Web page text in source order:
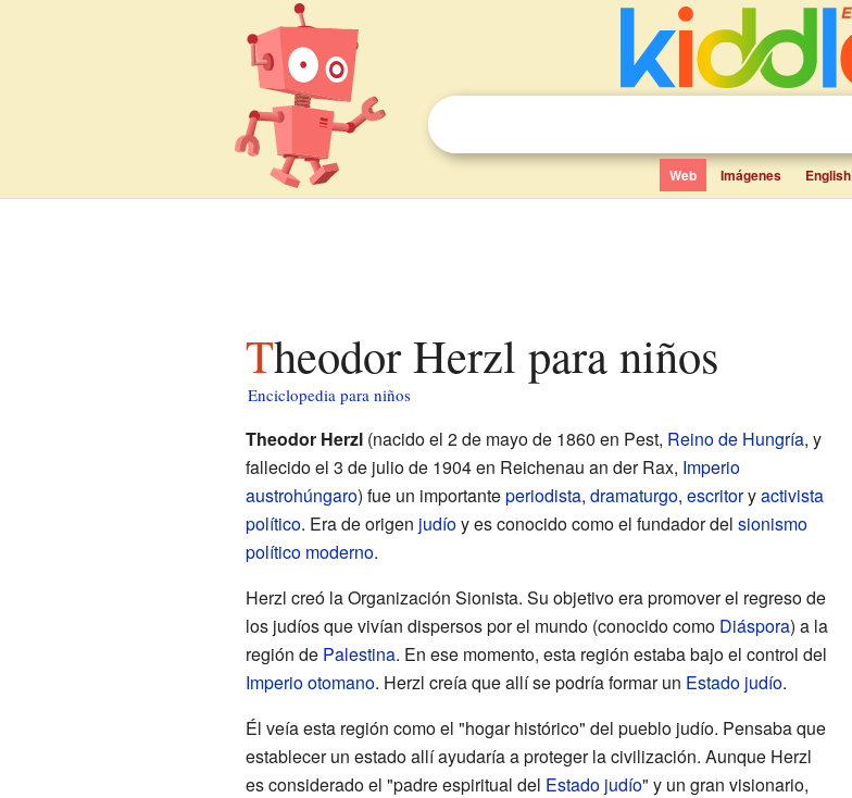
Web Imágenes English
Theodor Herzl para niños
Enciclopedia para niños
Theodor Herzl(nacido el 2 de mayo de 1860 en Pest, Reino de Hungría, y
fallecido el 3 de julio de 1904 en Reichenau an der Rax, Imperio
austrohúngaro) fue un importanteperiodista, dramaturgo, escritoryactivista
político. Era de origen judíoy es conocido como el fundador del sionismo
político moderno.
Herzl creó la Organización Sionista. Su objetivo era promover el regreso de
los judíos que vivían dispersos por el mundo (conocido como Diáspora) a la
región de Palestina. En ese momento, esta región estaba bajo el control del
Imperio otomano. Herzl creía que allí se podría formar un Estado judío.
Él veía esta región como el "hogar histórico" del pueblo judío. Pensaba que
establecer un estado allí ayudaría a proteger la civilización. Aunque Herzl
es considerado el "padre espiritual del Estado judío" y un gran visionario,